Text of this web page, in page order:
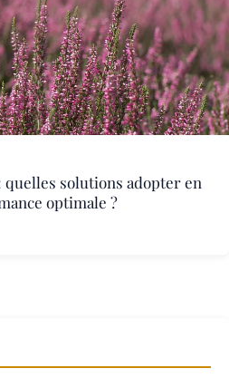
solutions adopter en
optimale ?